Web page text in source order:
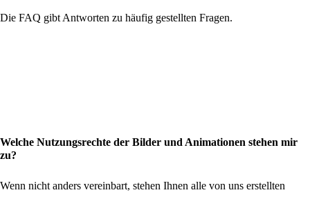
Die FAQ gibt Antworten zu häufig gestellten Fragen.
Welche Nutzungsrechte der Bilder und Animationen stehen mir
zu?
Wenn nicht anders vereinbart, stehen Ihnen alle von uns erstellten